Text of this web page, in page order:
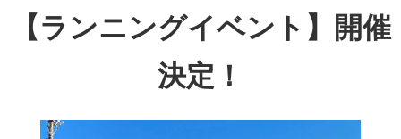
【ランニングイベント】開催
決定！